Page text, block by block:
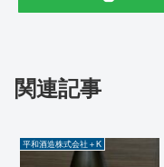
関連記事
平和酒造株式会社＋K